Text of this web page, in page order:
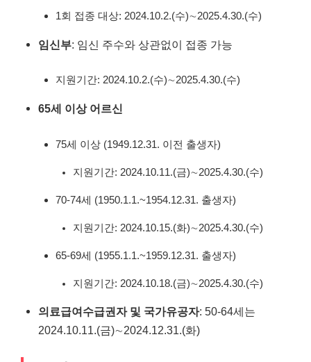
1회 접종 대상: 2024.10.2.(수)∼2025.4.30.(수)
임신부: 임신 주수와 상관없이 접종 가능
지원기간: 2024.10.2.(수)∼2025.4.30.(수)
65세 이상 어르신
75세 이상 (1949.12.31. 이전 출생자)
지원기간: 2024.10.11.(금)∼2025.4.30.(수)
70-74세 (1950.1.1.~1954.12.31. 출생자)
지원기간: 2024.10.15.(화)∼2025.4.30.(수)
65-69세 (1955.1.1.~1959.12.31. 출생자)
지원기간: 2024.10.18.(금)∼2025.4.30.(수)
의료급여수급권자 및 국가유공자: 50-64세는
2024.10.11.(금)∼2024.12.31.(화)